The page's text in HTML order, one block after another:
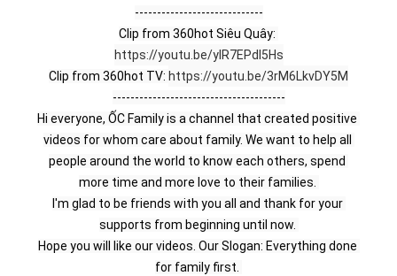
-----------------------------
Clip from 360hot Siêu Quây:
https://youtu.be/yIR7EPdl5Hs
Clip from 360hot TV: https://youtu.be/3rM6LkvDY5M
---------------------------------------
Hi everyone, ỐC Family is a channel that created positive
videos for whom care about family. We want to help all
people around the world to know each others, spend
more time and more love to their families.
I'm glad to be friends with you all and thank for your
supports from beginning until now.
Hope you will like our videos. Our Slogan: Everything done
for family first.